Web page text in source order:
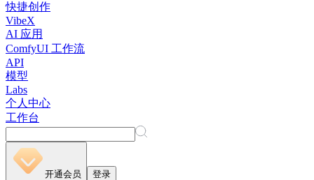
快捷创作
VibeX
AI 应用
ComfyUI 工作流
API
模型
Labs
个人中心
工作台
开通会员 登录